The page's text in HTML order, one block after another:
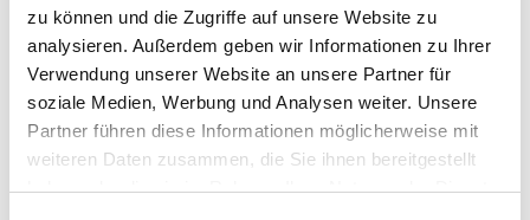
zu können und die Zugriffe auf unsere Website zu
analysieren. Außerdem geben wir Informationen zu Ihrer
Verwendung unserer Website an unsere Partner für
soziale Medien, Werbung und Analysen weiter. Unsere
Partner führen diese Informationen möglicherweise mit
weiteren Daten zusammen, die Sie ihnen bereitgestellt
haben oder die sie im Rahmen Ihrer Nutzung der Dienste
Umrechnungsfaktoren